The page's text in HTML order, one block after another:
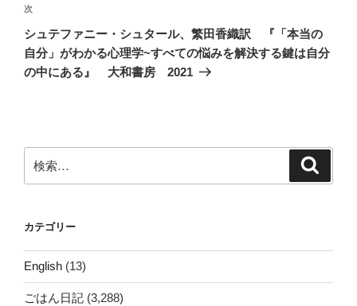
ゲ
ー
シ
ョ
次
の
投
稿
次
シュテファニー・シュタール、繁田香織訳 『「本当の
自分」がわかる心理学~すべての悩みを解決する鍵は自分
の中にある』 大和書房 2021
索:
カテゴリー
English (13)
ごはん日記 (3,288)